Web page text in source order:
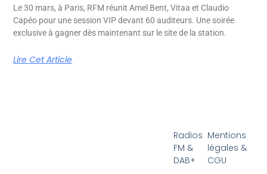
Le 30 mars, à Paris, RFM réunit Amel Bent, Vitaa et Claudio
Capéo pour une session VIP devant 60 auditeurs. Une soirée
exclusive à gagner dès maintenant sur le site de la station.
Lire Cet Article
Radios
FM &
DAB+
Mentions
légales &
CGU